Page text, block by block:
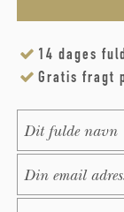
14 dages
Gratis fragt